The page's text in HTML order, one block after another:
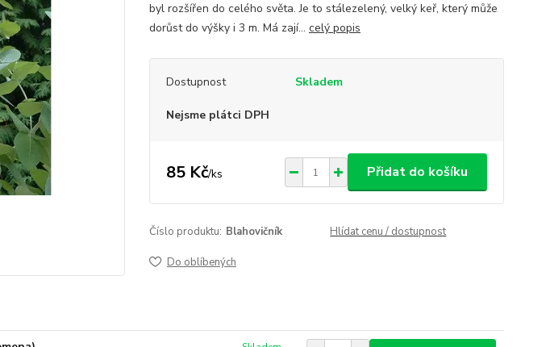
byl rozšířen do celého světa. Je to stálezelený, velký keř, který může
dorůst do výšky i 3 m. Má zají... celý popis
Dostupnost Skladem
Nejsme plátci DPH
85 Kč/ks Přidat do košíku
Číslo produktu: Blahovičník Hlídat cenu / dostupnost
Do oblíbených